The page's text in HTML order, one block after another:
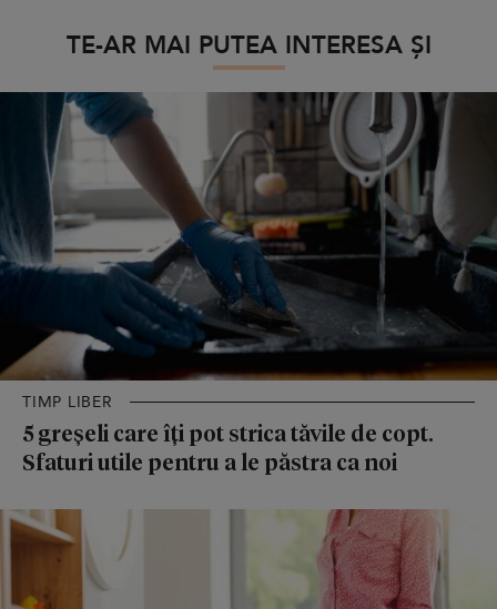
TE-AR MAI PUTEA INTERESA ȘI
TIMP LIBER
5 greșeli care îți pot strica tăvile de copt.
Sfaturi utile pentru a le păstra ca noi